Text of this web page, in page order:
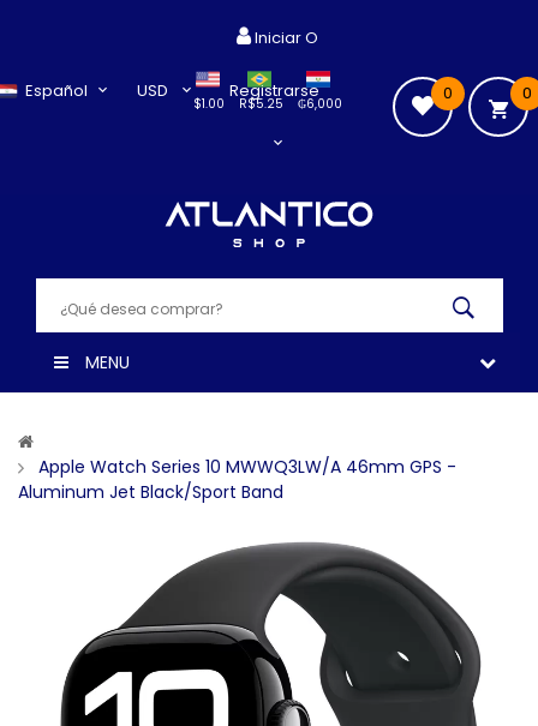
Español USD
$1.00 ₲6,000
R$5.25
Iniciar O
Registrarse 0
0
MENU
Apple Watch Series 10 MWWQ3LW/A 46mm GPS -
Aluminum Jet Black/Sport Band